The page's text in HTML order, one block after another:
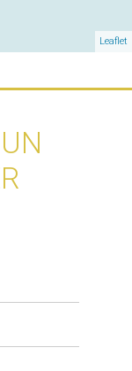
Leaflet